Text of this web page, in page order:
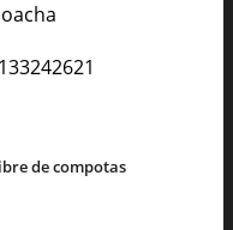
de compotas